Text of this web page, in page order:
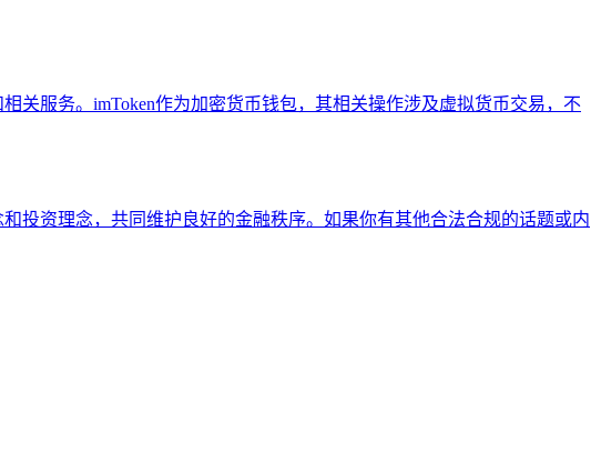
关服务。imToken作为加密货币钱包，其相关操作涉及虚拟货币交易，不
投资理念，共同维护良好的金融秩序。如果你有其他合法合规的话题或内